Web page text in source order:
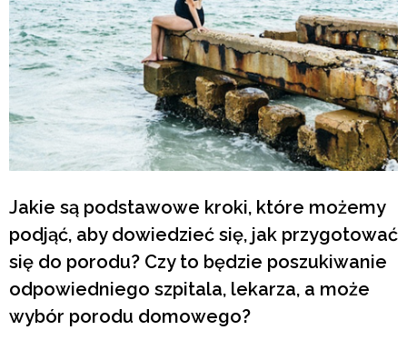
Jakie są podstawowe kroki, które możemy
podjąć, aby dowiedzieć się, jak przygotować
się do porodu? Czy to będzie poszukiwanie
odpowiedniego szpitala, lekarza, a może
wybór porodu domowego?